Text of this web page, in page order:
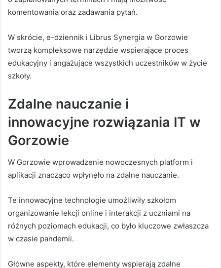
komentowania oraz zadawania pytań.
W skrócie, e-dziennik i Librus Synergia w Gorzowie
tworzą kompleksowe narzędzie wspierające proces
edukacyjny i angażujące wszystkich uczestników w życie
szkoły.
Zdalne nauczanie i
innowacyjne rozwiązania IT w
Gorzowie
W Gorzowie wprowadzenie nowoczesnych platform i
aplikacji znacząco wpłynęło na zdalne nauczanie.
Te innowacyjne technologie umożliwiły szkołom
organizowanie lekcji online i interakcji z uczniami na
różnych poziomach edukacji, co było kluczowe zwłaszcza
w czasie pandemii.
Główne aspekty, które elementy wspierają zdalne